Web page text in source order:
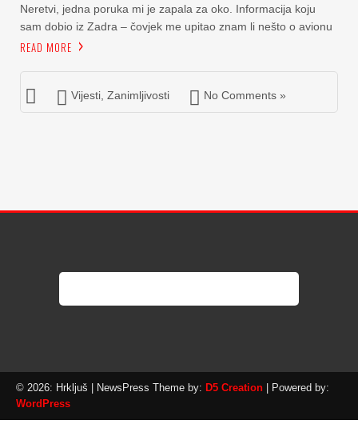
Neretvi, jedna poruka mi je zapala za oko. Informacija koju
sam dobio iz Zadra – čovjek me upitao znam li nešto o avionu
READ MORE
Vijesti Zanimljivosti No Comments »
© 2026: Hrkljuš | NewsPress Theme by: D5 Creation | Powered by:
WordPress